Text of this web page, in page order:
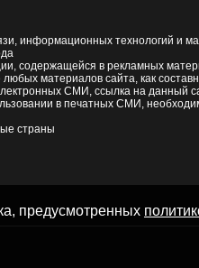
информационных технологий и
содержащейся в рекламных
материалов сайта, как
СМИ, ссылка на данный
в печатных СМИ,
страны
предусмотренных